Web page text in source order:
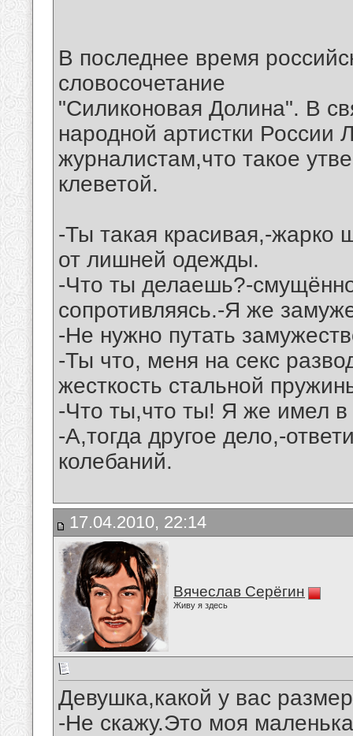
В последнее время
словосочетание
"Силиконовая Долина". В
народной артистки России
журналистам,что такое
клеветой.
-Ты такая красивая,-жарко
от лишней одежды.
-Что ты делаешь?-
сопротивляясь.-Я же
-Не нужно путать
-Ты что, меня на секс
жесткость стальной
-Что ты,что ты! Я же имел в
-А,тогда другое дело,-
колебаний.
17.04.2010, 22:14
Вячеслав Серёгин
Живу я здесь
Девушка,какой у вас
-Не скажу.Это моя